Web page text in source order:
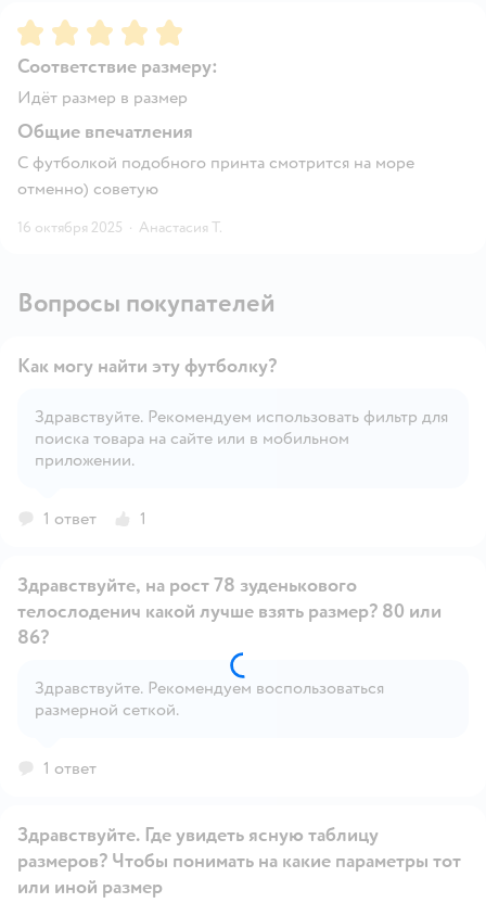
Рейтинг:5
Соответствие размеру:
Идёт размер в размер
Общие впечатления
С футболкой подобного принта смотрится на море
отменно) советую
16 октября 2025 · Анастасия Т.
Вопросы покупателей
Открыть вопрос
Как могу найти эту футболку?
Здравствуйте. Рекомендуем использовать фильтр для
поиска товара на сайте или в мобильном
приложении.
1 ответ 1
Открыть вопрос
Здравствуйте, на рост 78 зуденькового
телослоденич какой лучше взять размер? 80 или
86?
Здравствуйте. Рекомендуем воспользоваться
размерной сеткой.
1 ответ
Здравствуйте. Где увидеть ясную таблицу
размеров? Чтобы понимать на какие параметры тот
или иной размер